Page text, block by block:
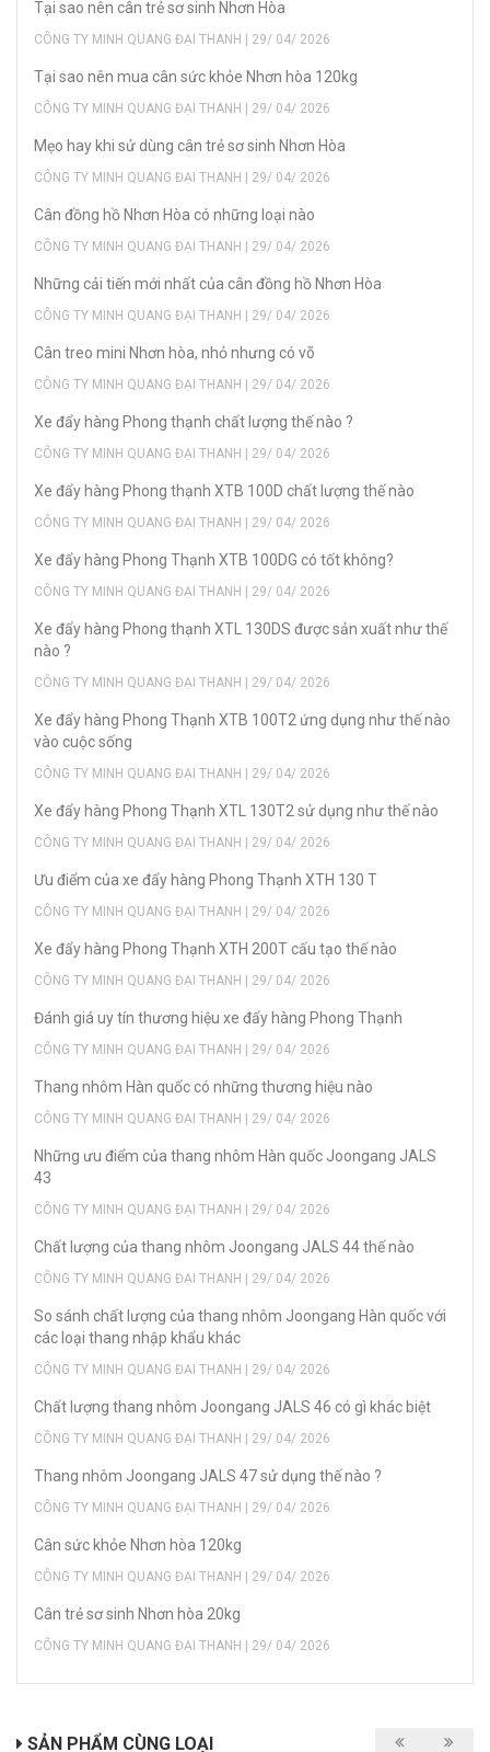
Tại sao nên cân trẻ sơ sinh Nhơn Hòa
CÔNG TY MINH QUANG ĐẠI THANH | 29/ 04/ 2026
Tại sao nên mua cân sức khỏe Nhơn hòa 120kg
CÔNG TY MINH QUANG ĐẠI THANH | 29/ 04/ 2026
Mẹo hay khi sử dùng cân trẻ sơ sinh Nhơn Hòa
CÔNG TY MINH QUANG ĐẠI THANH | 29/ 04/ 2026
Cân đồng hồ Nhơn Hòa có những loại nào
CÔNG TY MINH QUANG ĐẠI THANH | 29/ 04/ 2026
Những cải tiến mới nhất của cân đồng hồ Nhơn Hòa
CÔNG TY MINH QUANG ĐẠI THANH | 29/ 04/ 2026
Cân treo mini Nhơn hòa, nhỏ nhưng có võ
CÔNG TY MINH QUANG ĐẠI THANH | 29/ 04/ 2026
Xe đẩy hàng Phong thạnh chất lượng thế nào ?
CÔNG TY MINH QUANG ĐẠI THANH | 29/ 04/ 2026
Xe đẩy hàng Phong thạnh XTB 100D chất lượng thế nào
CÔNG TY MINH QUANG ĐẠI THANH | 29/ 04/ 2026
Xe đẩy hàng Phong Thạnh XTB 100DG có tốt không?
CÔNG TY MINH QUANG ĐẠI THANH | 29/ 04/ 2026
Xe đẩy hàng Phong thạnh XTL 130DS được sản xuất như thế
nào ?
CÔNG TY MINH QUANG ĐẠI THANH | 29/ 04/ 2026
Xe đẩy hàng Phong Thạnh XTB 100T2 ứng dụng như thế nào
vào cuộc sống
CÔNG TY MINH QUANG ĐẠI THANH | 29/ 04/ 2026
Xe đẩy hàng Phong Thạnh XTL 130T2 sử dụng như thế nào
CÔNG TY MINH QUANG ĐẠI THANH | 29/ 04/ 2026
Ưu điểm của xe đẩy hàng Phong Thạnh XTH 130 T
CÔNG TY MINH QUANG ĐẠI THANH | 29/ 04/ 2026
Xe đẩy hàng Phong Thạnh XTH 200T cấu tạo thế nào
CÔNG TY MINH QUANG ĐẠI THANH | 29/ 04/ 2026
Đánh giá uy tín thương hiệu xe đẩy hàng Phong Thạnh
CÔNG TY MINH QUANG ĐẠI THANH | 29/ 04/ 2026
Thang nhôm Hàn quốc có những thương hiệu nào
CÔNG TY MINH QUANG ĐẠI THANH | 29/ 04/ 2026
Những ưu điểm của thang nhôm Hàn quốc Joongang JALS
43
CÔNG TY MINH QUANG ĐẠI THANH | 29/ 04/ 2026
Chất lượng của thang nhôm Joongang JALS 44 thế nào
CÔNG TY MINH QUANG ĐẠI THANH | 29/ 04/ 2026
So sánh chất lượng của thang nhôm Joongang Hàn quốc với
các loại thang nhập khẩu khác
CÔNG TY MINH QUANG ĐẠI THANH | 29/ 04/ 2026
Chất lượng thang nhôm Joongang JALS 46 có gì khác biệt
CÔNG TY MINH QUANG ĐẠI THANH | 29/ 04/ 2026
Thang nhôm Joongang JALS 47 sử dụng thế nào ?
CÔNG TY MINH QUANG ĐẠI THANH | 29/ 04/ 2026
Cân sức khỏe Nhơn hòa 120kg
CÔNG TY MINH QUANG ĐẠI THANH | 29/ 04/ 2026
Cân trẻ sơ sinh Nhơn hòa 20kg
CÔNG TY MINH QUANG ĐẠI THANH | 29/ 04/ 2026
SẢN PHẨM CÙNG LOẠI